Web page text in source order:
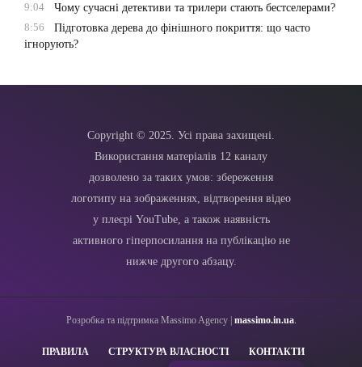
9:04
Чому сучасні детективи та трилери стають бестселерами?
8:56
Підготовка дерева до фінішного покриття: що часто
ігнорують?
Copyright © 2025. Усі права захищені.
Використання матеріалів 12 каналу
дозволено за таких умов: збереження
логотипу на зображеннях, відтворення відео
у плеєрі YouTube, а також наявність
активного гіперпосилання на публікацію не
нижче другого абзацу.
Розробка та підтримка Massimo Agency | massimo.in.ua.
ПРАВИЛА СТРУКТУРА ВЛАСНОСТІ КОНТАКТИ